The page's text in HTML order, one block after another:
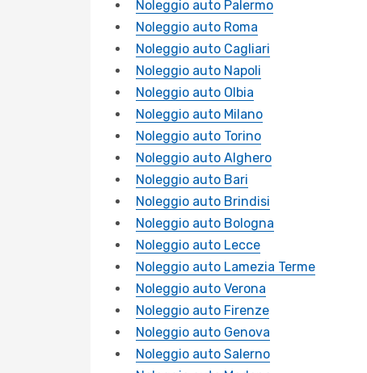
Noleggio auto Palermo
Noleggio auto Roma
Noleggio auto Cagliari
Noleggio auto Napoli
Noleggio auto Olbia
Noleggio auto Milano
Noleggio auto Torino
Noleggio auto Alghero
Noleggio auto Bari
Noleggio auto Brindisi
Noleggio auto Bologna
Noleggio auto Lecce
Noleggio auto Lamezia Terme
Noleggio auto Verona
Noleggio auto Firenze
Noleggio auto Genova
Noleggio auto Salerno